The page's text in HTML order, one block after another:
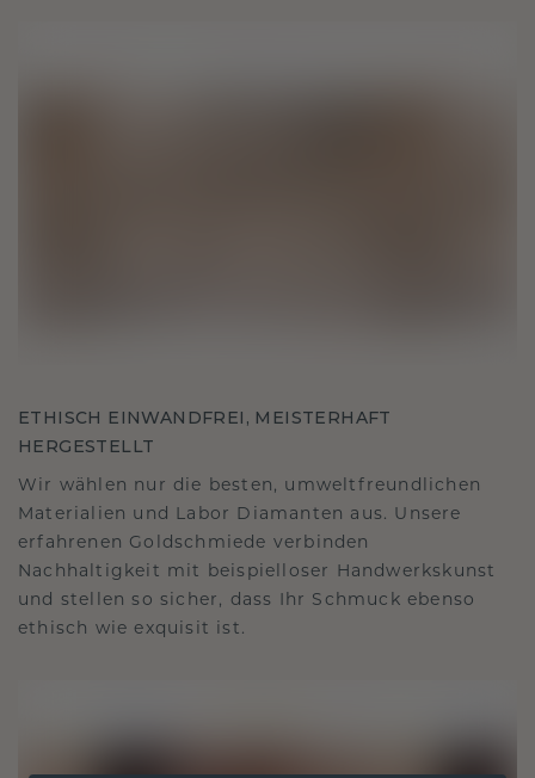
ETHISCH EINWANDFREI, MEISTERHAFT
HERGESTELLT
Wir wählen nur die besten, umweltfreundlichen
Materialien und Labor Diamanten aus. Unsere
erfahrenen Goldschmiede verbinden
Nachhaltigkeit mit beispielloser Handwerkskunst
und stellen so sicher, dass Ihr Schmuck ebenso
ethisch wie exquisit ist.